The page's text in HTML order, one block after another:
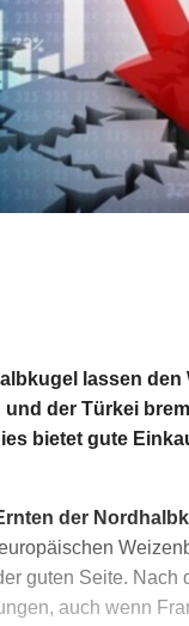
lassen
der Türkei
bietet gute
der
guten Seite. Nach
auch wenn